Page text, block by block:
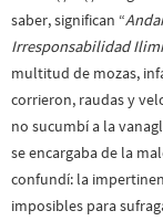
saber, significan “
Irresponsabilidad
multitud de mozas,
corrieron, raudas y
no sucumbí a la
se encargaba de la
confundí: la
imposibles para